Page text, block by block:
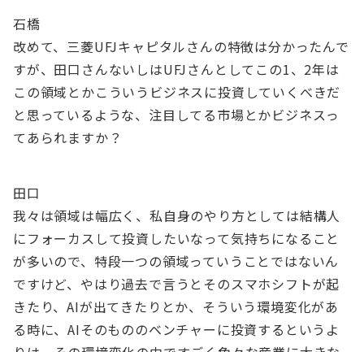
石橋
改めて、三菱UFJキャピタルさんの特徴は分かったんで
すが、田口さんないしはUFJさんとしてこの1、2年は
この領域とかこういうビジネスに投資していくべきだ
と思っているような、注目してる市場とかビジネスっ
てあられますか？
田口
我々は領域は幅広く、私自身のやり方としては結構人
にフォーカスして投資したいなって気持ちになること
が多いので、特段一つの領域っていうことではないん
ですけど、やはり過去で言うとそのスマホシフトが起
きたり、AIが出てきたりとか、そういう環境変化があ
る時に、AIそのもののベンチャーに投資するというよ